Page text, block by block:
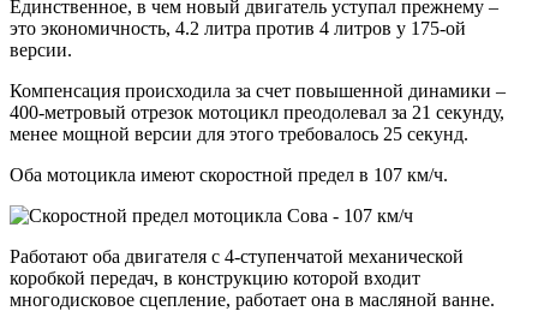
Единственное, в чем новый двигатель уступал прежнему –
это экономичность, 4.2 литра против 4 литров у 175-ой
версии.
Компенсация происходила за счет повышенной динамики –
400-метровый отрезок мотоцикл преодолевал за 21 секунду,
менее мощной версии для этого требовалось 25 секунд.
Оба мотоцикла имеют скоростной предел в 107 км/ч.
Работают оба двигателя с 4-ступенчатой механической
коробкой передач, в конструкцию которой входит
многодисковое сцепление, работает она в масляной ванне.